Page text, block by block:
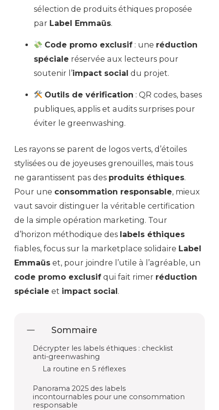
sélection de produits éthiques proposée
par Label Emmaüs.
Code promo exclusif : une réduction
spéciale réservée aux lecteurs pour
soutenir l’impact social du projet.
Outils de vérification : QR codes, bases
publiques, applis et audits surprises pour
éviter le greenwashing.
Les rayons se parent de logos verts, d’étoiles
stylisées ou de joyeuses grenouilles, mais tous
ne garantissent pas des produits éthiques.
Pour une consommation responsable, mieux
vaut savoir distinguer la véritable certification
de la simple opération marketing. Tour
d’horizon méthodique des labels éthiques
fiables, focus sur la marketplace solidaire Label
Emmaüs et, pour joindre l’utile à l’agréable, un
code promo exclusif qui fait rimer réduction
spéciale et impact social.
Sommaire
Décrypter les labels éthiques : checklist
anti-greenwashing
La routine en 5 réflexes
Panorama 2025 des labels
incontournables pour une consommation
responsable